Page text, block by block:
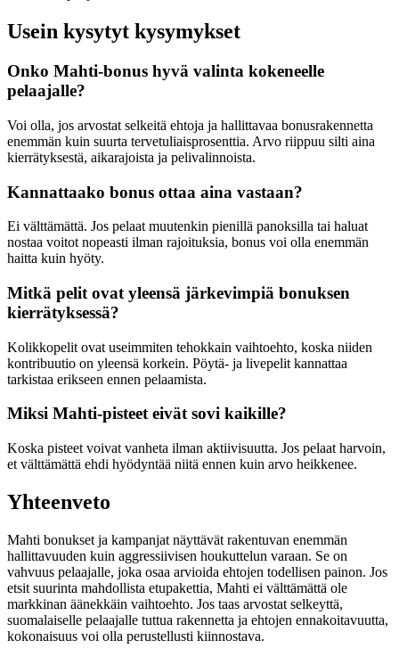
Usein kysytyt kysymykset
Onko Mahti-bonus hyvä valinta kokeneelle
pelaajalle?
Voi olla, jos arvostat selkeitä ehtoja ja hallittavaa bonusrakennetta
enemmän kuin suurta tervetuliaisprosenttia. Arvo riippuu silti aina
kierrätyksestä, aikarajoista ja pelivalinnoista.
Kannattaako bonus ottaa aina vastaan?
Ei välttämättä. Jos pelaat muutenkin pienillä panoksilla tai haluat
nostaa voitot nopeasti ilman rajoituksia, bonus voi olla enemmän
haitta kuin hyöty.
Mitkä pelit ovat yleensä järkevimpiä bonuksen
kierrätyksessä?
Kolikkopelit ovat useimmiten tehokkain vaihtoehto, koska niiden
kontribuutio on yleensä korkein. Pöytä- ja livepelit kannattaa
tarkistaa erikseen ennen pelaamista.
Miksi Mahti-pisteet eivät sovi kaikille?
Koska pisteet voivat vanheta ilman aktiivisuutta. Jos pelaat harvoin,
et välttämättä ehdi hyödyntää niitä ennen kuin arvo heikkenee.
Yhteenveto
Mahti bonukset ja kampanjat näyttävät rakentuvan enemmän
hallittavuuden kuin aggressiivisen houkuttelun varaan. Se on
vahvuus pelaajalle, joka osaa arvioida ehtojen todellisen painon. Jos
etsit suurinta mahdollista etupakettia, Mahti ei välttämättä ole
markkinan äänekkäin vaihtoehto. Jos taas arvostat selkeyttä,
suomalaiselle pelaajalle tuttua rakennetta ja ehtojen ennakoitavuutta,
kokonaisuus voi olla perustellusti kiinnostava.